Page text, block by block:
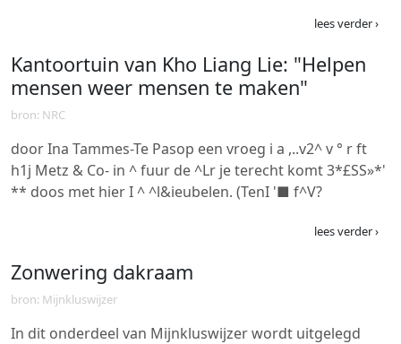
lees verder ›
Kantoortuin van Kho Liang Lie: "Helpen
mensen weer mensen te maken"
bron: NRC
door Ina Tammes-Te Pasop een vroeg i a ,..v2^ v ° r ft
h1j Metz & Co- in ^ fuur de ^Lr je terecht komt 3*£SS»*'
** doos met hier I ^ ^l&ieubelen. (TenI '■ f^V?
lees verder ›
Zonwering dakraam
bron: Mijnkluswijzer
In dit onderdeel van Mijnkluswijzer wordt uitgelegd